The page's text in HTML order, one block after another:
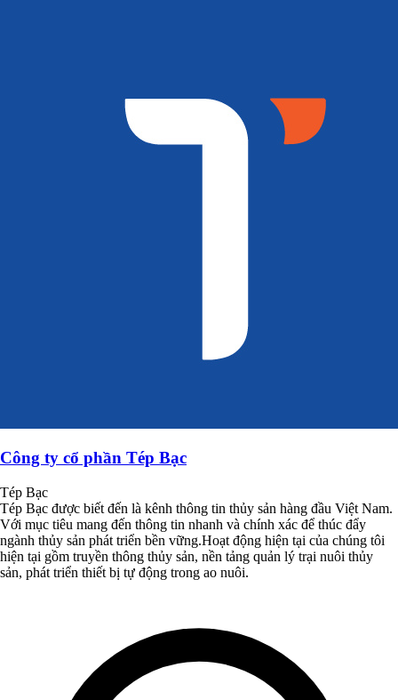
Công ty cổ phần Tép Bạc
Tép Bạc
Tép Bạc được biết đến là kênh thông tin thủy sản hàng đầu Việt Nam.
Với mục tiêu mang đến thông tin nhanh và chính xác để thúc đẩy
ngành thủy sản phát triển bền vững.Hoạt động hiện tại của chúng tôi
hiện tại gồm truyền thông thủy sản, nền tảng quản lý trại nuôi thủy
sản, phát triển thiết bị tự động trong ao nuôi.